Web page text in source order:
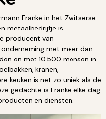
Franke in het Zwitserse
metaalbedrijfje is
producent van
met meer dan
en met 10.500 mensen in
kranen,
keuken is net zo uniek als de
gedachte is Franke elke dag
en diensten.